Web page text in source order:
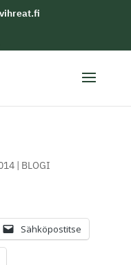
| BLOGI
Sähköpostitse